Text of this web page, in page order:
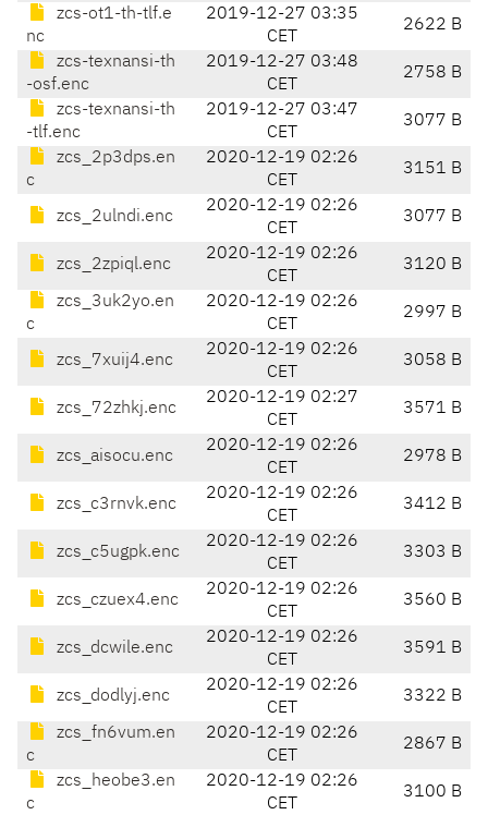
zcs-ot1-th-tlf.e
nc
2019-12-27 03:35
CET
2622 B
zcs-texnansi-th
-osf.enc
2019-12-27 03:48
CET
2758 B
zcs-texnansi-th
-tlf.enc
2019-12-27 03:47
CET
3077 B
zcs_2p3dps.en
c
2020-12-19 02:26
CET
3151 B
zcs_2ulndi.enc
2020-12-19 02:26
CET
3077 B
zcs_2zpiql.enc
2020-12-19 02:26
CET
3120 B
zcs_3uk2yo.en
c
2020-12-19 02:26
CET
2997 B
zcs_7xuij4.enc
2020-12-19 02:26
CET
3058 B
zcs_72zhkj.enc
2020-12-19 02:27
CET
3571 B
zcs_aisocu.enc
2020-12-19 02:26
CET
2978 B
zcs_c3rnvk.enc
2020-12-19 02:26
CET
3412 B
zcs_c5ugpk.enc
2020-12-19 02:26
CET
3303 B
zcs_czuex4.enc
2020-12-19 02:26
CET
3560 B
zcs_dcwile.enc
2020-12-19 02:26
CET
3591 B
zcs_dodlyj.enc
2020-12-19 02:26
CET
3322 B
zcs_fn6vum.en
c
2020-12-19 02:26
CET
2867 B
zcs_heobe3.en
c
2020-12-19 02:26
CET
3100 B